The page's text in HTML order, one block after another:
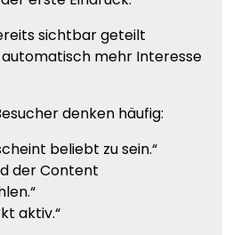
sichtbar geteilt
mehr Interesse
denken häufig:
beliebt zu sein.“
der Content
aktiv.“